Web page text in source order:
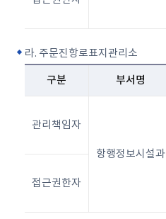
라. 주문진항로표지관리소
구분 부서명
관리책임자
항행정보시설과
접근권한자